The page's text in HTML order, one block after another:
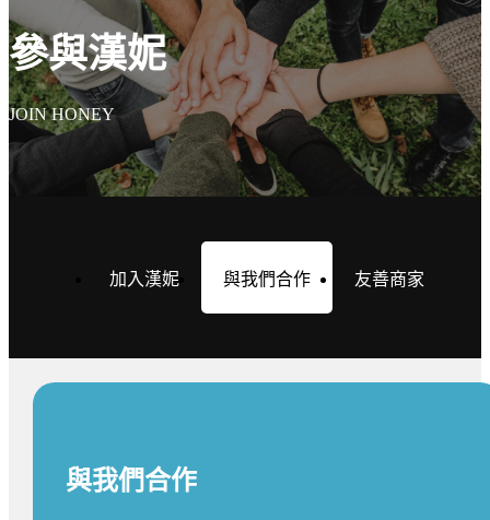
參與漢妮
JOIN HONEY
加入漢妮 與我們合作 友善商家
與我們合作